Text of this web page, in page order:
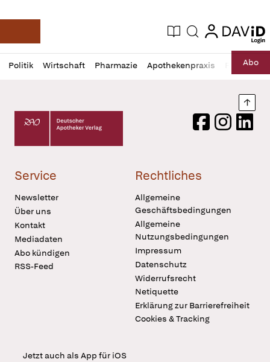
Deutsche Apotheker Zeitung
Aktuelle Ausgabe
Suche login
login
Politik Wirtschaft Pharmazie Apothekenpraxis RechtAbo
Profil
öffnen
Daz
Pur
Deutscher Apotheker Verlag Logo
FacebookInstagram
Service
Newsletter
Über uns
Kontakt
Mediadaten
Abo kündigen
RSS-Feed
Rechtliches
Allgemeine
Geschäftsbedingungen
Allgemeine
Nutzungsbedingungen
Impressum
Datenschutz
Widerrufsrecht
Netiquette
Erklärung zur Barrierefreiheit
Cookies & Tracking
Jetzt auch als App für iOS